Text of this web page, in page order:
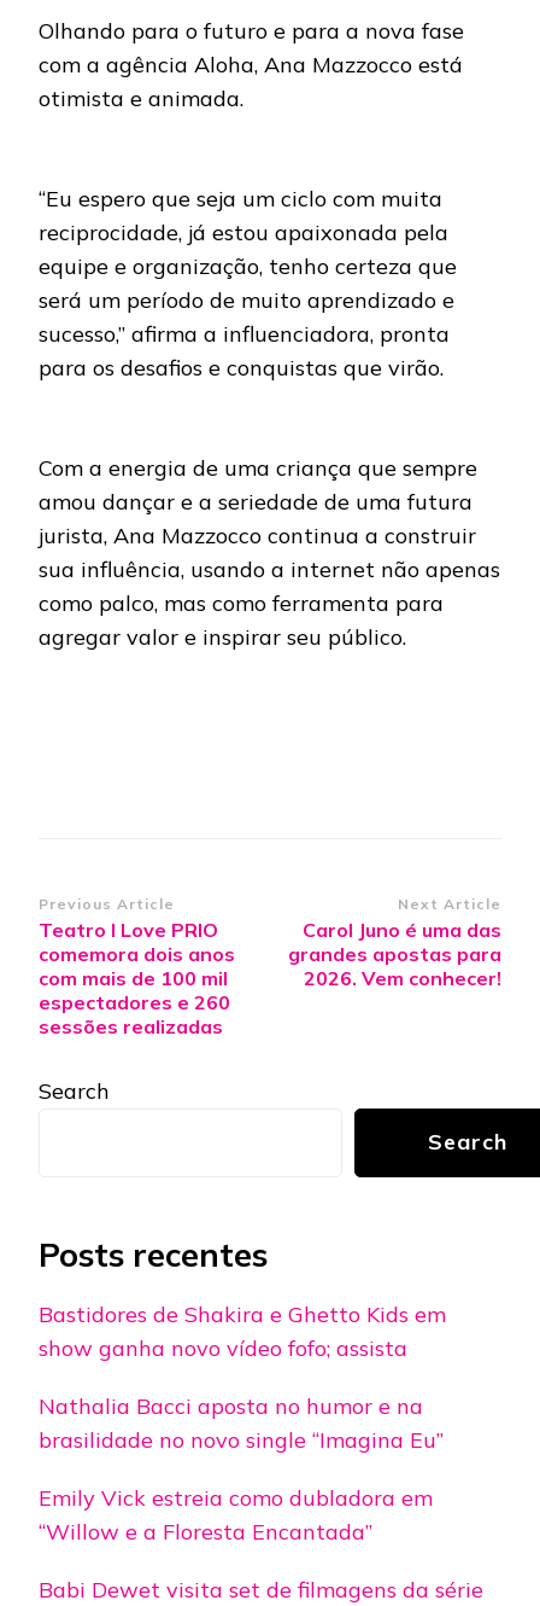
Olhando para o futuro e para a nova fase
com a agência Aloha, Ana Mazzocco está
otimista e animada.
“Eu espero que seja um ciclo com muita
reciprocidade, já estou apaixonada pela
equipe e organização, tenho certeza que
será um período de muito aprendizado e
sucesso,” afirma a influenciadora, pronta
para os desafios e conquistas que virão.
Com a energia de uma criança que sempre
amou dançar e a seriedade de uma futura
jurista, Ana Mazzocco continua a construir
sua influência, usando a internet não apenas
como palco, mas como ferramenta para
agregar valor e inspirar seu público.
Post
Navigation
Previous Article
Teatro I Love PRIO
comemora dois anos
com mais de 100 mil
espectadores e 260
sessões realizadas
Next Article
Carol Juno é uma das
grandes apostas para
2026. Vem conhecer!
Search
Search
Posts recentes
Bastidores de Shakira e Ghetto Kids em
show ganha novo vídeo fofo; assista
Nathalia Bacci aposta no humor e na
brasilidade no novo single “Imagina Eu”
Emily Vick estreia como dubladora em
“Willow e a Floresta Encantada”
Babi Dewet visita set de filmagens da série